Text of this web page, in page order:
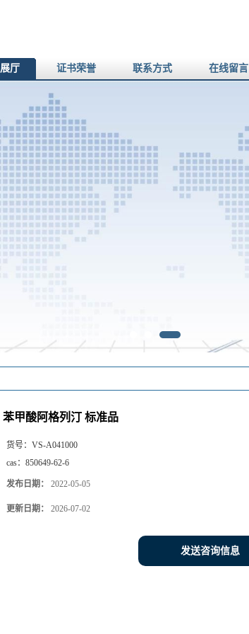
厅 证书荣誉 联系方式 在线留言
苯甲酸阿格列汀 标准品
货号： VS-A041000
cas： 850649-62-6
发布日期： 2022-05-05
更新日期： 2026-07-02
发送咨询信息